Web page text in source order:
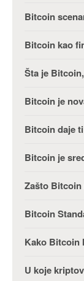
Bitcoin
Bitcoin kao
Šta je
Bitcoin je
Bitcoin daje
Bitcoin je
Zašto
Bitcoin
Kako Bitcoin
U koje